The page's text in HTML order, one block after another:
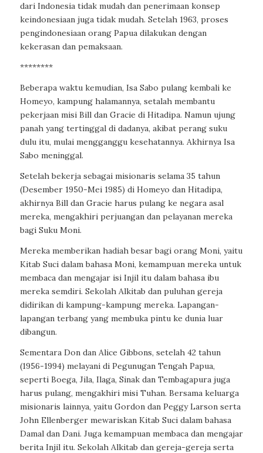
dari Indonesia tidak mudah dan penerimaan konsep
keindonesiaan juga tidak mudah. Setelah 1963, proses
pengindonesiaan orang Papua dilakukan dengan
kekerasan dan pemaksaan.
********
Beberapa waktu kemudian, Isa Sabo pulang kembali ke
Homeyo, kampung halamannya, setalah membantu
pekerjaan misi Bill dan Gracie di Hitadipa. Namun ujung
panah yang tertinggal di dadanya, akibat perang suku
dulu itu, mulai mengganggu kesehatannya. Akhirnya Isa
Sabo meninggal.
Setelah bekerja sebagai misionaris selama 35 tahun
(Desember 1950-Mei 1985) di Homeyo dan Hitadipa,
akhirnya Bill dan Gracie harus pulang ke negara asal
mereka, mengakhiri perjuangan dan pelayanan mereka
bagi Suku Moni.
Mereka memberikan hadiah besar bagi orang Moni, yaitu
Kitab Suci dalam bahasa Moni, kemampuan mereka untuk
membaca dan mengajar isi Injil itu dalam bahasa ibu
mereka semdiri. Sekolah Alkitab dan puluhan gereja
didirikan di kampung-kampung mereka. Lapangan-
lapangan terbang yang membuka pintu ke dunia luar
dibangun.
Sementara Don dan Alice Gibbons, setelah 42 tahun
(1956-1994) melayani di Pegunugan Tengah Papua,
seperti Boega, Jila, Ilaga, Sinak dan Tembagapura juga
harus pulang, mengakhiri misi Tuhan. Bersama keluarga
misionaris lainnya, yaitu Gordon dan Peggy Larson serta
John Ellenberger mewariskan Kitab Suci dalam bahasa
Damal dan Dani. Juga kemampuan membaca dan mengajar
berita Injil itu. Sekolah Alkitab dan gereja-gereja serta